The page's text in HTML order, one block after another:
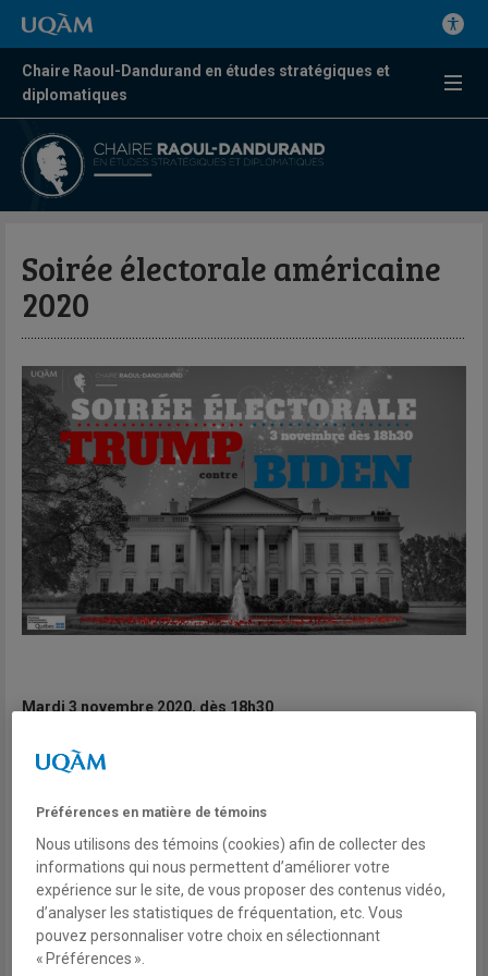
Chaire Raoul-Dandurand en études stratégiques et
diplomatiques
Soirée électorale américaine
2020
Mardi 3 novembre 2020, dès 18h30
Victoire inattendue, tweets enflammés, procédure de
destitution, Charlottesville, retrait d'accords multilatéraux,
négociations avec la Corée du Nord, caravanes de migrant.e.s,
marche des femmes, nominations à la Cour suprême, Black
Préférences en matière de témoins
Nous utilisons des témoins (cookies) afin de collecter des
informations qui nous permettent d’améliorer votre
expérience sur le site, de vous proposer des contenus vidéo,
d’analyser les statistiques de fréquentation, etc. Vous
pouvez personnaliser votre choix en sélectionnant
« Préférences ».